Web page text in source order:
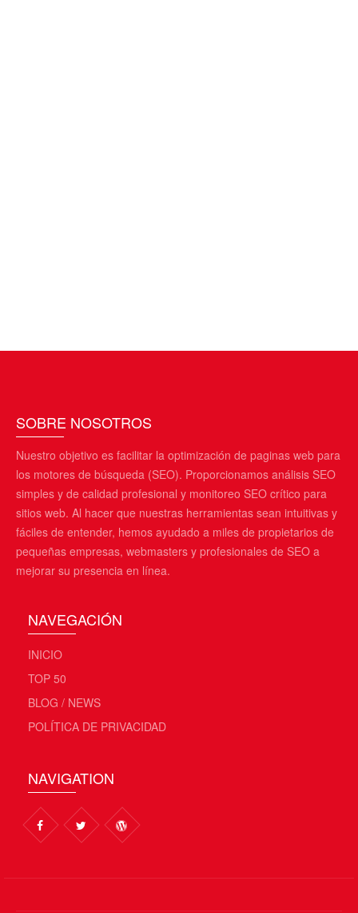
SOBRE NOSOTROS
Nuestro objetivo es facilitar la optimización de paginas web para
los motores de búsqueda (SEO). Proporcionamos análisis SEO
simples y de calidad profesional y monitoreo SEO crítico para
sitios web. Al hacer que nuestras herramientas sean intuitivas y
fáciles de entender, hemos ayudado a miles de propietarios de
pequeñas empresas, webmasters y profesionales de SEO a
mejorar su presencia en línea.
NAVEGACIÓN
INICIO
TOP 50
BLOG / NEWS
POLÍTICA DE PRIVACIDAD
NAVIGATION